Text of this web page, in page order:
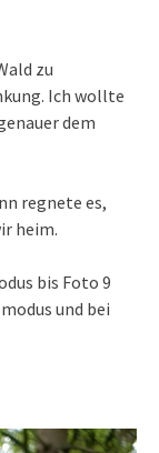
zu
Ich wollte
dem
regnete es,
heim.
bis Foto 9
und bei